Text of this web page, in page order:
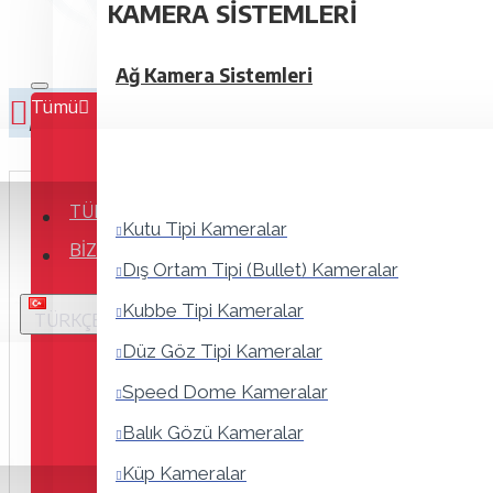
TÜM ÜRÜNLER
BIZE ULAŞIN
TÜRKÇE
KAMERA SISTEMLERI
Ağ Kamera Sistemleri
Kutu Tipi Kameralar
Dış Ortam Tipi (Bullet) Kameralar
Kubbe Tipi Kameralar
Düz Göz Tipi Kameralar
Speed Dome Kameralar
Balık Gözü Kameralar
Küp Kameralar
Tümü
Fiyatları görebilmek için üye olmanız gerekmektedir.